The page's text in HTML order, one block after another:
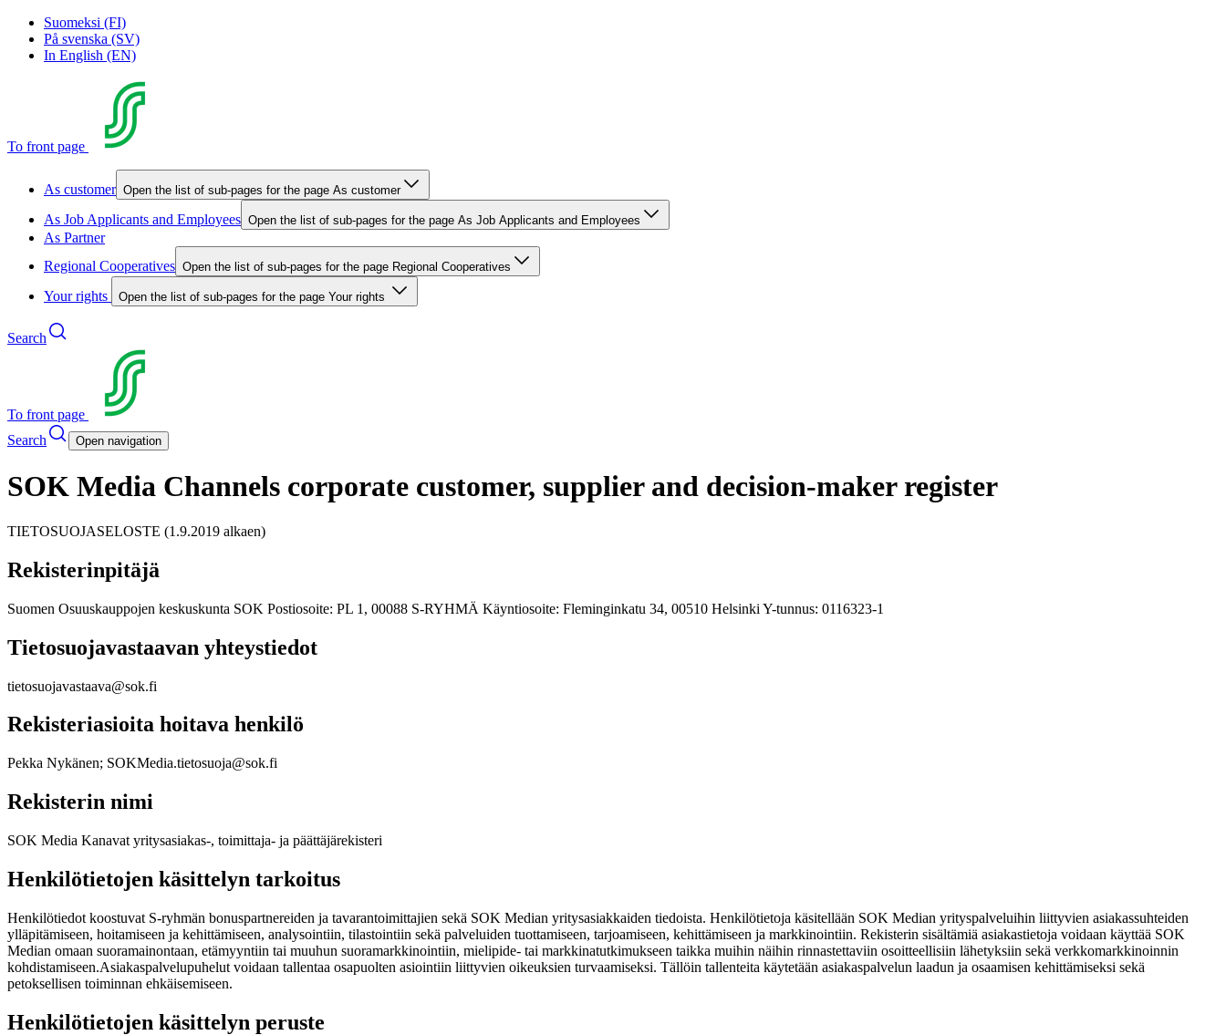
Suomeksi (FI)
På svenska (SV)
In English (EN)
To front page
As customer Open the list of sub-pages for the page As customer
As Job Applicants and Employees Open the list of sub-pages for the page As Job Applicants and Employees
As Partner
Regional Cooperatives Open the list of sub-pages for the page Regional Cooperatives
Your rights Open the list of sub-pages for the page Your rights
Search
To front page
Search
Open navigation
SOK Media Channels corporate customer, supplier and decision-maker register
TIETOSUOJASELOSTE (1.9.2019 alkaen)
Rekisterinpitäjä
Suomen Osuuskauppojen keskuskunta SOK Postiosoite: PL 1, 00088 S-RYHMÄ Käyntiosoite: Fleminginkatu 34, 00510 Helsinki Y-tunnus: 0116323-1
Tietosuojavastaavan yhteystiedot
tietosuojavastaava@sok.fi
Rekisteriasioita hoitava henkilö
Pekka Nykänen; SOKMedia.tietosuoja@sok.fi
Rekisterin nimi
SOK Media Kanavat yritysasiakas-, toimittaja- ja päättäjärekisteri
Henkilötietojen käsittelyn tarkoitus
Henkilötiedot koostuvat S-ryhmän bonuspartnereiden ja tavarantoimittajien sekä SOK Median yritysasiakkaiden tiedoista. Henkilötietoja käsitellään SOK Median yrityspalveluihin liittyvien asiakassuhteiden
ylläpitämiseen, hoitamiseen ja kehittämiseen, analysointiin, tilastointiin sekä palveluiden tuottamiseen, tarjoamiseen, kehittämiseen ja markkinointiin. Rekisterin sisältämiä asiakastietoja voidaan käyttää SOK
Median omaan suoramainontaan, etämyyntiin tai muuhun suoramarkkinointiin, mielipide- tai markkinatutkimukseen taikka muihin näihin rinnastettaviin osoitteellisiin lähetyksiin sekä verkkomarkkinoinnin
kohdistamiseen.Asiakaspalvelupuhelut voidaan tallentaa osapuolten asiointiin liittyvien oikeuksien turvaamiseksi. Tällöin tallenteita käytetään asiakaspalvelun laadun ja osaamisen kehittämiseksi sekä
petoksellisen toiminnan ehkäisemiseen.
Henkilötietojen käsittelyn peruste